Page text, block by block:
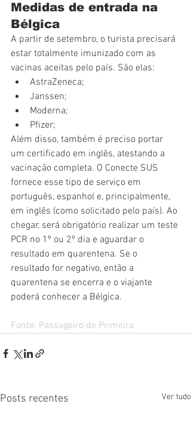
Medidas de entrada na
Bélgica
A partir de setembro, o turista precisará
estar totalmente imunizado com as
vacinas aceitas pelo país. São elas:
AstraZeneca;
Janssen;
Moderna;
Pfizer;
Além disso, também é preciso portar
um certificado em inglês, atestando a
vacinação completa. O Conecte SUS
fornece esse tipo de serviço em
português, espanhol e, principalmente,
em inglês (como solicitado pelo país). Ao
chegar, será obrigatório realizar um teste
PCR no 1º ou 2º dia e aguardar o
resultado em quarentena. Se o
resultado for negativo, então a
quarentena se encerra e o viajante
poderá conhecer a Bélgica.
Fonte: Passageiro de Primeira
Posts recentes Ver tudo